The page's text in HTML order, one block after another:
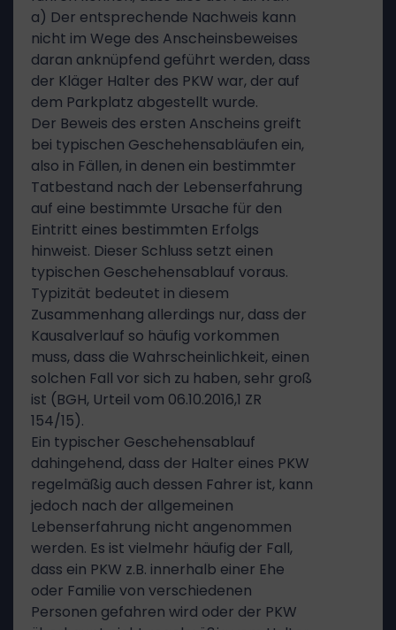
a) Der entsprechende Nachweis kann
nicht im Wege des Anscheinsbeweises
daran anknüpfend geführt werden, dass
der Kläger Halter des PKW war, der auf
dem Parkplatz abgestellt wurde.
Der Beweis des ersten Anscheins greift
bei typischen Geschehensabläufen ein,
also in Fällen, in denen ein bestimmter
Tatbestand nach der Lebenserfahrung
auf eine bestimmte Ursache für den
Eintritt eines bestimmten Erfolgs
hinweist. Dieser Schluss setzt einen
typischen Geschehensablauf voraus.
Typizität bedeutet in diesem
Zusammenhang allerdings nur, dass der
Kausalverlauf so häufig vorkommen
muss, dass die Wahrscheinlichkeit, einen
solchen Fall vor sich zu haben, sehr groß
ist (BGH, Urteil vom 06.10.2016,1 ZR
154/15).
Ein typischer Geschehensablauf
dahingehend, dass der Halter eines PKW
regelmäßig auch dessen Fahrer ist, kann
jedoch nach der allgemeinen
Lebenserfahrung nicht angenommen
werden. Es ist vielmehr häufig der Fall,
dass ein PKW z.B. innerhalb einer Ehe
oder Familie von verschiedenen
Personen gefahren wird oder der PKW